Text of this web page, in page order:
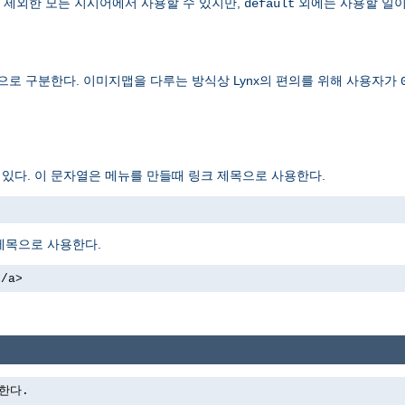
default
로 구분한다. 이미지맵을 다루는 방식상 Lynx의 편의를 위해 사용자가
다. 이 문자열은 메뉴를 만들때 링크 제목으로 사용한다.
목으로 사용한다.
a>
다.